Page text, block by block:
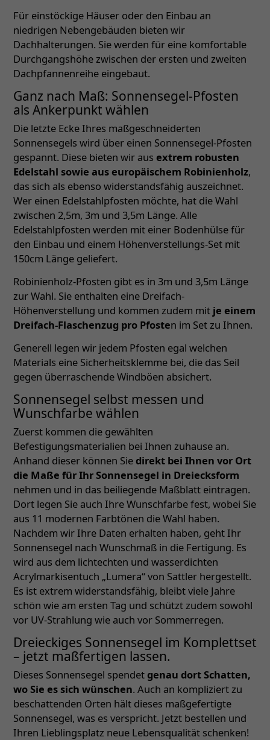
Für einstöckige Häuser oder den Einbau an
niedrigen Nebengebäuden bieten wir
Dachhalterungen. Sie werden für eine komfortable
Durchgangshöhe zwischen der ersten und zweiten
Dachpfannenreihe eingebaut.
Ganz nach Maß: Sonnensegel-Pfosten
als Ankerpunkt wählen
Die letzte Ecke Ihres maßgeschneiderten
Sonnensegels wird über einen Sonnensegel-Pfosten
gespannt. Diese bieten wir aus extrem robusten
Edelstahl sowie aus europäischem Robinienholz,
das sich als ebenso widerstandsfähig auszeichnet.
Wer einen Edelstahlpfosten möchte, hat die Wahl
zwischen 2,5m, 3m und 3,5m Länge. Alle
Edelstahlpfosten werden mit einer Bodenhülse für
den Einbau und einem Höhenverstellungs-Set mit
150cm Länge geliefert.
Robinienholz-Pfosten gibt es in 3m und 3,5m Länge
zur Wahl. Sie enthalten eine Dreifach-
Höhenverstellung und kommen zudem mit je einem
Dreifach-Flaschenzug pro Pfosten im Set zu Ihnen.
Generell legen wir jedem Pfosten egal welchen
Materials eine Sicherheitsklemme bei, die das Seil
gegen überraschende Windböen absichert.
Sonnensegel selbst messen und
Wunschfarbe wählen
Zuerst kommen die gewählten
Befestigungsmaterialien bei Ihnen zuhause an.
Anhand dieser können Siedirekt bei Ihnen vor Ort
die Maße für Ihr Sonnensegel in Dreiecksform
nehmen und in das beiliegende Maßblatt eintragen.
Dort legen Sie auch Ihre Wunschfarbe fest, wobei Sie
aus 11 modernen Farbtönen die Wahl haben.
Nachdem wir Ihre Daten erhalten haben, geht Ihr
Sonnensegel nach Wunschmaß in die Fertigung. Es
wird aus dem lichtechten und wasserdichten
Acrylmarkisentuch „Lumera“ von Sattler hergestellt.
Es ist extrem widerstandsfähig, bleibt viele Jahre
schön wie am ersten Tag und schützt zudem sowohl
vor UV-Strahlung wie auch vor Sommerregen.
Dreieckiges Sonnensegel im Komplettset
– jetzt maßfertigen lassen.
Dieses Sonnensegel spendet genau dort Schatten,
wo Sie es sich wünschen. Auch an kompliziert zu
beschattenden Orten hält dieses maßgefertigte
Sonnensegel, was es verspricht. Jetzt bestellen und
Ihren Lieblingsplatz neue Lebensqualität schenken!